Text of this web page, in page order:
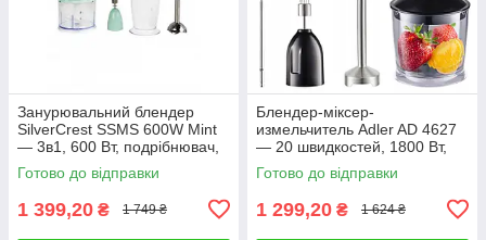
Занурювальний блендер
SilverCrest SSMS 600W Mint
— 3в1, 600 Вт, подрібнювач,
вінчик
Готово до відправки
1 399,20 ₴ 1 749 ₴
Блендер-міксер-
измельчитель Adler AD 4627
— 20 швидкостей, 1800 Вт,
набір з ножем, вінчиком,
порційником
Готово до відправки
1 299,20 ₴ 1 624 ₴